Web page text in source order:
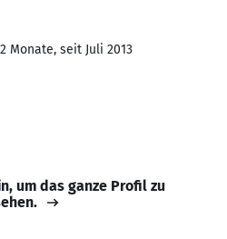
Monate, seit Juli 2013
um das ganze Profil zu